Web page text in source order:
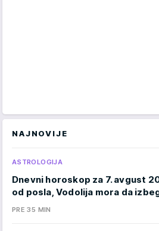
NAJNOVIJE
ASTROLOGIJA
Dnevni horoskop za 7. avgust
od posla, Vodolija mora da
PRE 35 MIN